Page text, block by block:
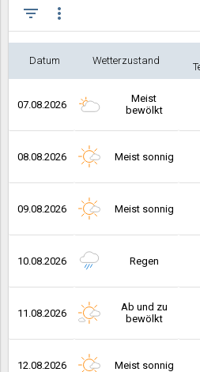
filter_list more_vert
Datum Wetterzustand
07.08.2026
Meist
bewölkt
08.08.2026 Meist sonnig
09.08.2026 Meist sonnig
10.08.2026 Regen
11.08.2026
Ab und zu
bewölkt
12.08.2026 Meist sonnig